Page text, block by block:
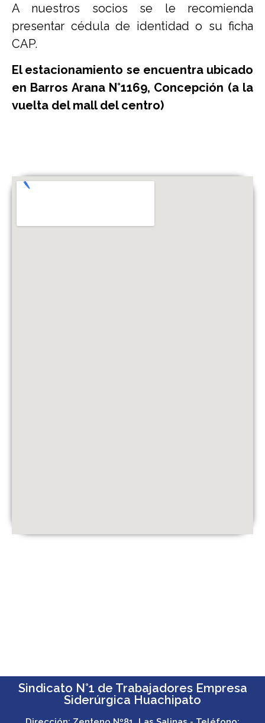
A nuestros socios se le recomienda
presentar cédula de identidad o su ficha
CAP.
El estacionamiento se encuentra ubicado
en Barros Arana N°1169, Concepción (a la
vuelta del mall del centro)
Sindicato N°1 de Trabajadores Empresa
Siderúrgica Huachipato